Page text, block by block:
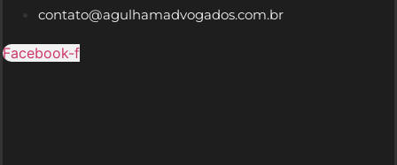
contato@agulhamadvogados.com.br
Facebook-f